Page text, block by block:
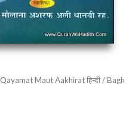
Qayamat Maut Aakhirat हिन्दी/ Bagh